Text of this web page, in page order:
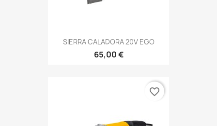
SIERRA CALADORA 20V EGO
65,00 €
favorite_border